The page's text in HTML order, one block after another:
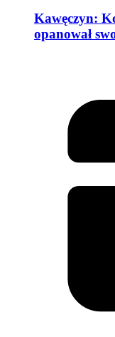
Kawęczyn:
opanował